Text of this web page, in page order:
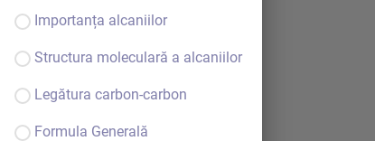
Importanța alcaniilor
Structura moleculară a alcaniilor
Legătura carbon-carbon
Formula Generală